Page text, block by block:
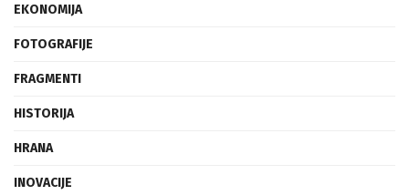
EKONOMIJA
FOTOGRAFIJE
FRAGMENTI
HISTORIJA
HRANA
INOVACIJE